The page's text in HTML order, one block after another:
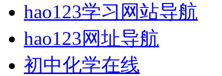
hao123学习网站导航
hao123网址导航
初中化学在线